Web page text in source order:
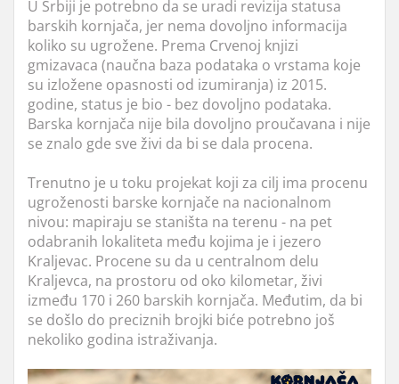
U Srbiji je potrebno da se uradi revizija statusa
barskih kornjača, jer nema dovoljno informacija
koliko su ugrožene. Prema Crvenoj knjizi
gmizavaca (naučna baza podataka o vrstama koje
su izložene opasnosti od izumiranja) iz 2015.
godine, status je bio - bez dovoljno podataka.
Barska kornjača nije bila dovoljno proučavana i nije
se znalo gde sve živi da bi se dala procena.
Trenutno je u toku projekat koji za cilj ima procenu
ugroženosti barske kornjače na nacionalnom
nivou: mapiraju se staništa na terenu - na pet
odabranih lokaliteta među kojima je i jezero
Kraljevac. Procene su da u centralnom delu
Kraljevca, na prostoru od oko kilometar, živi
između 170 i 260 barskih kornjača. Međutim, da bi
se došlo do preciznih brojki biće potrebno još
nekoliko godina istraživanja.